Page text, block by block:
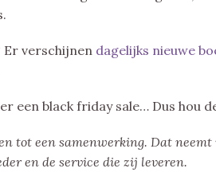
Er verschijnen dagelijks nieuwe
een black friday sale… Dus hou
tot een samenwerking. Dat
en de service die zij leveren.